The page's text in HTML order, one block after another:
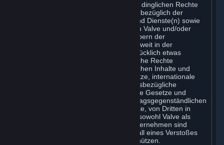
Das Eigentum und sämtliche sonstigen dinglichen Rechte
und Immaterialgüterrechte an den und bezüglich der
vertragsgegenständlichen Inhalte(n) und Dienste(n) sowie
an sämtlichen Kopien derselben stehen Valve und/oder
ihren Lizenzgebern bzw. den Lizenzgebern der
Verbundunternehmen von Valve zu. Soweit in der
vorliegenden Vereinbarung nicht ausdrücklich etwas
anderes angegeben ist, bleiben sämtliche Rechte
vorbehalten. Die vertragsgegenständlichen Inhalte und
Dienste sind durch Urheberrechtsgesetze, internationale
Urheberrechtsübereinkommen und diesbezügliche
völkerrechtliche Verträge sowie sonstige Gesetze und
Rechtsvorschriften geschützt. Die vertragsgegenständlichen
Inhalte und Dienste enthalten bestimmte, von Dritten in
Lizenz bereitgestellte Materialien, und sowohl Valve als
auch die Lizenzgeber ihrer Verbundunternehmen sind
berechtigt, ihre jeweiligen Rechte im Fall eines Verstoßes
gegen den vorliegenden Vertrag zu schützen.